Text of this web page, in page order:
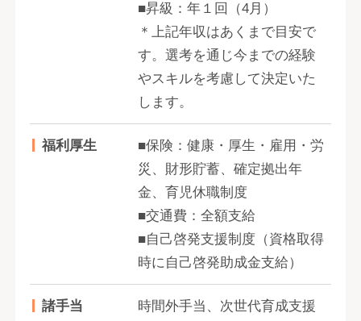
■昇級：年１回（4月）
＊上記年収はあくまで目安で
す。選考を通じ今までの経験
やスキルを考慮して決定いた
します。
福利厚生
■保険：健康・厚生・雇用・労
災、財形貯蓄、確定拠出年
金、育児休職制度
■交通費：全額支給
■自己啓発支援制度（資格取得
時に自己啓発助成金支給）
諸手当
時間外手当、次世代育成支援